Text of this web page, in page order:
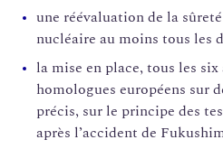
une réévaluation de la
nucléaire au moins tous les
la mise en place, tous les six
homologues européens sur
précis, sur le principe des
après l’accident de